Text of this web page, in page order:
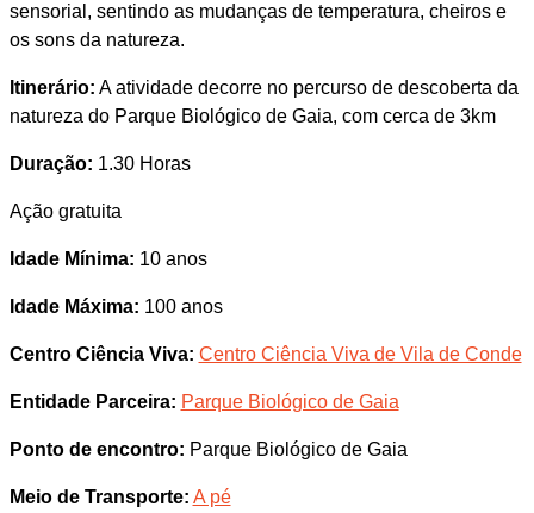
sensorial, sentindo as mudanças de temperatura, cheiros e
os sons da natureza.
Itinerário: A atividade decorre no percurso de descoberta da
natureza do Parque Biológico de Gaia, com cerca de 3km
Duração: 1.30 Horas
Ação gratuita
Idade Mínima: 10 anos
Idade Máxima: 100 anos
Centro Ciência Viva: Centro Ciência Viva de Vila de Conde
Entidade Parceira: Parque Biológico de Gaia
Ponto de encontro: Parque Biológico de Gaia
Meio de Transporte: A pé